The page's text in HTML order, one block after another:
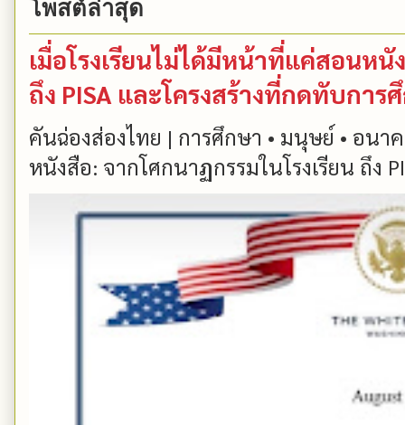
โพสต์ล่าสุด
เมื่อโรงเรียนไม่ได้มีหน้าที่แค่สอนหนั
ถึง PISA และโครงสร้างที่กดทับการ
คันฉ่องส่องไทย | การศึกษา • มนุษย์ • อนา
หนังสือ: จากโศกนาฏกรรมในโรงเรียน ถึง